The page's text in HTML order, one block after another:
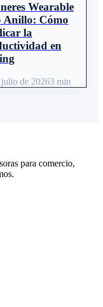
Wearable
Anillo: Cómo
la
en
julio de 20263 min
para comercio,